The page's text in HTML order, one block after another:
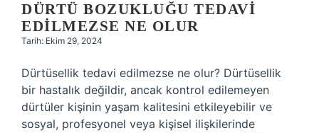
DÜRTÜ BOZUKLUĞU TEDAVI
EDILMEZSE NE OLUR
Tarih: Ekim 29, 2024
Dürtüsellik tedavi edilmezse ne olur? Dürtüsellik
bir hastalık değildir, ancak kontrol edilemeyen
dürtüler kişinin yaşam kalitesini etkileyebilir ve
sosyal, profesyonel veya kişisel ilişkilerinde